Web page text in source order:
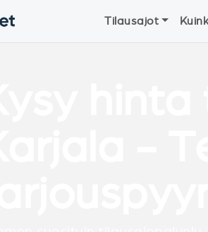
Tilausajot